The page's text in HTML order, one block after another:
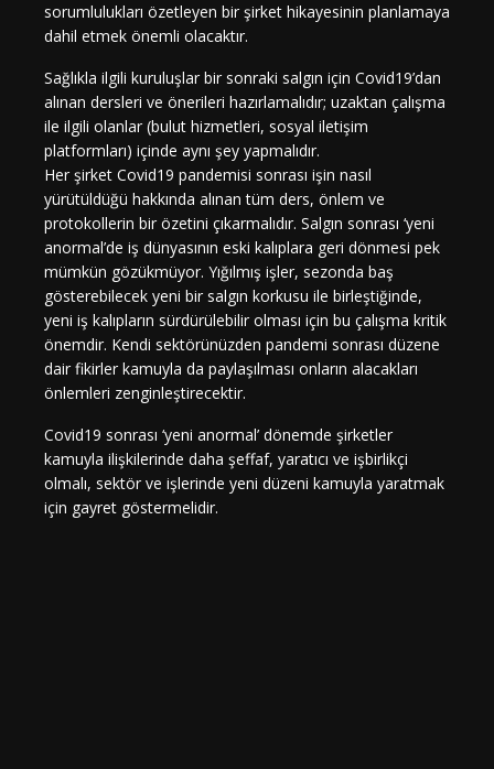
sorumlulukları özetleyen bir şirket hikayesinin planlamaya
dahil etmek önemli olacaktır.
Sağlıkla ilgili kuruluşlar bir sonraki salgın için Covid19’dan
alınan dersleri ve önerileri hazırlamalıdır; uzaktan çalışma
ile ilgili olanlar (bulut hizmetleri, sosyal iletişim
platformları) içinde aynı şey yapmalıdır.
Her şirket Covid19 pandemisi sonrası işin nasıl
yürütüldüğü hakkında alınan tüm ders, önlem ve
protokollerin bir özetini çıkarmalıdır. Salgın sonrası ‘yeni
anormal’de iş dünyasının eski kalıplara geri dönmesi pek
mümkün gözükmüyor. Yığılmış işler, sezonda baş
gösterebilecek yeni bir salgın korkusu ile birleştiğinde,
yeni iş kalıpların sürdürülebilir olması için bu çalışma kritik
önemdir. Kendi sektörünüzden pandemi sonrası düzene
dair fikirler kamuyla da paylaşılması onların alacakları
önlemleri zenginleştirecektir.
Covid19 sonrası ‘yeni anormal’ dönemde şirketler
kamuyla ilişkilerinde daha şeffaf, yaratıcı ve işbirlikçi
olmalı, sektör ve işlerinde yeni düzeni kamuyla yaratmak
için gayret göstermelidir.